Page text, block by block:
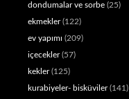
dondumalar ve sorbe (25)
ekmekler(122)
ev yapımı (209)
içecekler(57)
kekler(125)
kurabiyeler- bisküviler(141)